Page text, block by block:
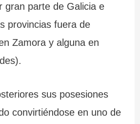
gran parte de Galicia e
provincias fuera de
Zamora y alguna en
sus posesiones
convirtiéndose en uno de